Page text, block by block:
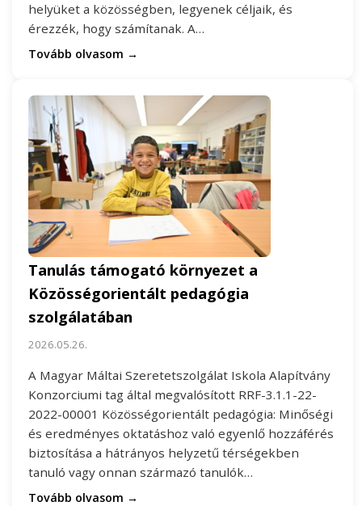
helyüket a közösségben, legyenek céljaik, és
érezzék, hogy számítanak. A…
Tovább olvasom →
Tanulás támogató környezet a
Közösségorientált pedagógia
szolgálatában
2026.05.26.
A Magyar Máltai Szeretetszolgálat Iskola Alapítvány
Konzorciumi tag által megvalósított RRF-3.1.1-22-
2022-00001 Közösségorientált pedagógia: Minőségi
és eredményes oktatáshoz való egyenlő hozzáférés
biztosítása a hátrányos helyzetű térségekben
tanuló vagy onnan származó tanulók…
Tovább olvasom →